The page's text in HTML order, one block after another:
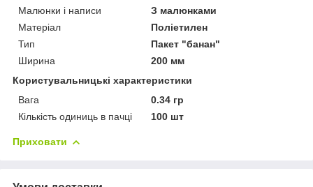
Малюнки і написи
З малюнками
Матеріал
Поліетилен
Тип
Пакет "банан"
Ширина
200 мм
Користувальницькі характеристики
Вага
0.34 гр
Кількість одиниць в пачці
100 шт
Приховати